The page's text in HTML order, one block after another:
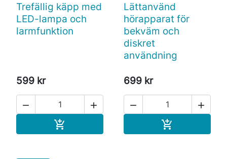
Trefällig käpp med
LED-lampa och
larmfunktion
599 kr
 

Lättanvänd
hörapparat för
bekväm och
diskret
användning
699 kr
 
